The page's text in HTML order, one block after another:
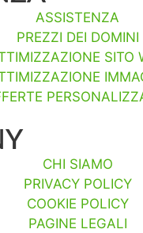
ASSISTENZA
PREZZI DEI DOMINI
SITO
CHI SIAMO
PRIVACY POLICY
COOKIE POLICY
PAGINE LEGALI